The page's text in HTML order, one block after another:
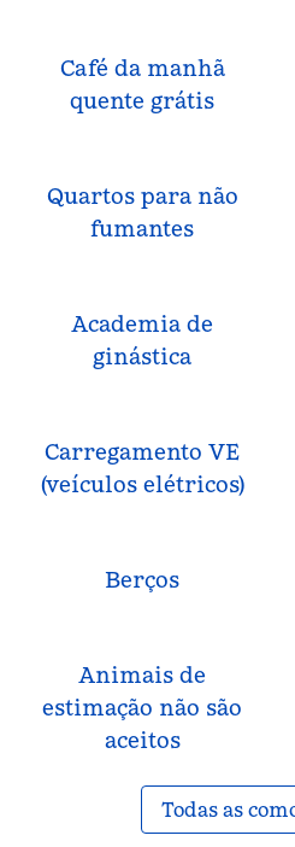
Café da manhã
quente grátis
Quartos para não
fumantes
Academia de
ginástica
Carregamento VE
(veículos elétricos)
Berços
Animais de
estimação não são
aceitos
Todas as